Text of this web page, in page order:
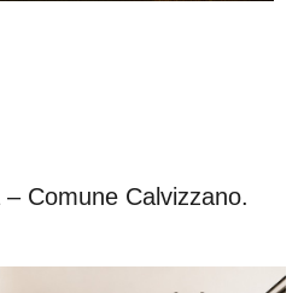
Comune Calvizzano.